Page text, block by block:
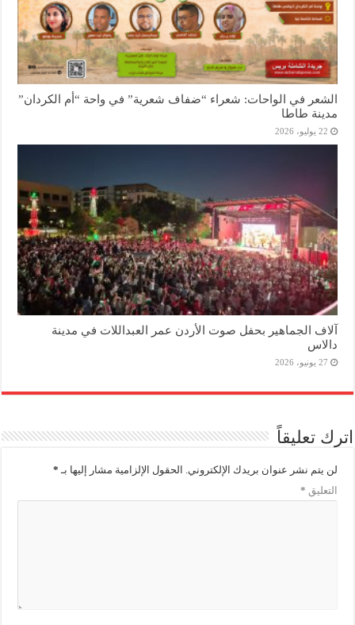
الشعر في الواحات: شعراء “ضفاف شعرية” في واحة “أم الكردان”
مدينة طاطا
22 يوليو، 2026
آلاف الجماهير بحفل صوت الأردن عمر العبداللات في مدينة
دالاس
27 يونيو، 2026
اترك تعليقاً
لن يتم نشر عنوان بريدك الإلكتروني. الحقول الإلزامية مشار إليها بـ *
التعليق *